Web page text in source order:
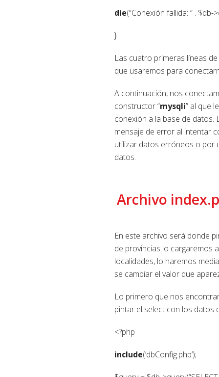
die(“Conexión fallida: ” .
}
Las cuatro primeras líneas
que usaremos para
A continuación, nos
constructor “mysqli” al que
conexión a la base de datos.
mensaje de error al intentar
utilizar datos erróneos o por
datos.
Archivo
En este archivo será donde
de provincias lo cargaremos
localidades, lo haremos
se cambiar el valor que
Lo primero que nos
pintar el select con los datos
<?php
include(‘dbConfig.php’);